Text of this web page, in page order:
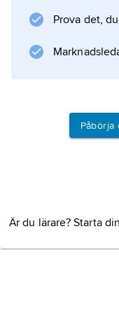
Prova det,
Är du lärare? Starta